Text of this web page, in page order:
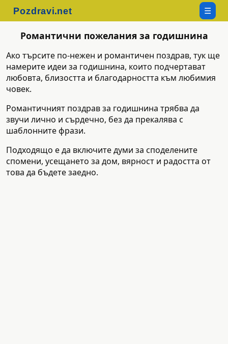
☰
Романтични пожелания за годишнина
Ако търсите по-нежен и романтичен поздрав, тук ще
намерите идеи за годишнина, които подчертават
любовта, близостта и благодарността към любимия
човек.
Романтичният поздрав за годишнина трябва да
звучи лично и сърдечно, без да прекалява с
шаблонните фрази.
Подходящо е да включите думи за споделените
спомени, усещането за дом, вярност и радостта от
това да бъдете заедно.